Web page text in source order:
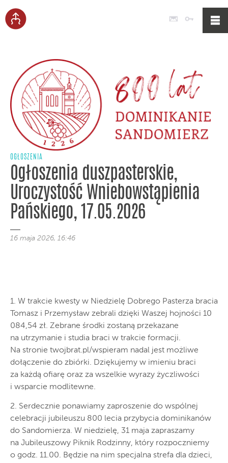
Poczta
OGŁOSZENIA
Ogłoszenia duszpasterskie,
Uroczystość Wniebowstąpienia
Pańskiego, 17.05.2026
16 maja 2026, 16:46
1. W trakcie kwesty w Niedzielę Dobrego Pasterza bracia
Tomasz i Przemysław zebrali dzięki Waszej hojności 10
084,54 zł. Zebrane środki zostaną przekazane
na utrzymanie i studia braci w trakcie formacji.
Na stronie twojbrat.pl/wspieram nadal jest możliwe
dołączenie do zbiórki. Dziękujemy w imieniu braci
za każdą ofiarę oraz za wszelkie wyrazy życzliwości
i wsparcie modlitewne.
2. Serdecznie ponawiamy zaproszenie do wspólnej
celebracji jubileuszu 800 lecia przybycia dominikanów
do Sandomierza. W niedzielę, 31 maja zapraszamy
na Jubileuszowy Piknik Rodzinny, który rozpoczniemy
o godz. 11.00. Będzie na nim specjalna strefa dla dzieci,